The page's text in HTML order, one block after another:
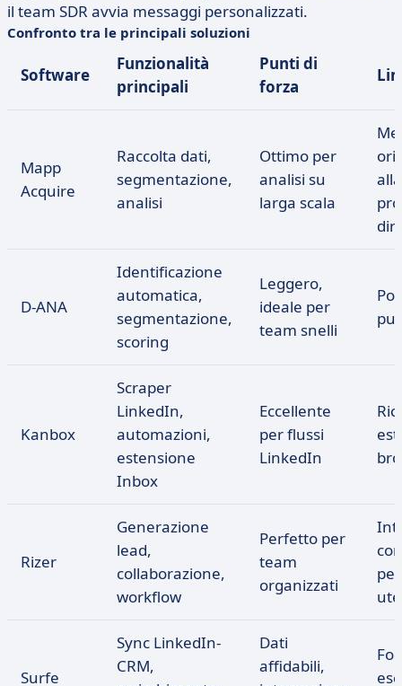
il team SDR avvia messaggi personalizzati.
Confronto tra le principali soluzioni
Software
Funzionalità
principali
Punti di
forza
Mapp
Acquire
Raccolta dati,
segmentazione,
analisi
Ottimo per
analisi su
larga scala
alla
D-ANA
Identificazione
automatica,
segmentazione,
scoring
Leggero,
ideale per
team snelli
Kanbox
Scraper
LinkedIn,
automazioni,
estensione
Inbox
Eccellente
per flussi
LinkedIn
Rizer
Generazione
lead,
collaborazione,
workflow
Perfetto per
team
organizzati
Surfe
Sync LinkedIn-
CRM,
Dati
affidabili,